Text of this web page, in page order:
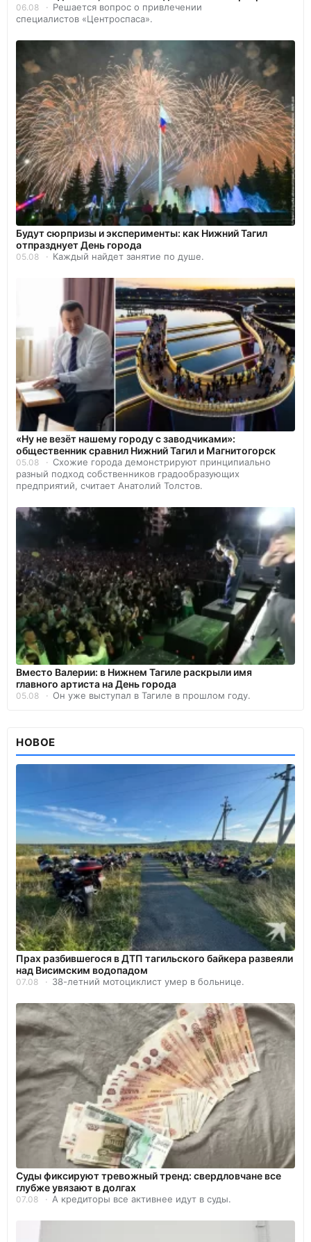
06.08
Решается вопрос о привлечении
специалистов «Центроспаса».
Будут сюрпризы и эксперименты: как Нижний Тагил
отпразднует День города
05.08 Каждый найдет занятие по душе.
«Ну не везёт нашему городу с заводчиками»:
общественник сравнил Нижний Тагил и Магнитогорск
05.08
Схожие города демонстрируют принципиально
разный подход собственников градообразующих
предприятий, считает Анатолий Толстов.
Вместо Валерии: в Нижнем Тагиле раскрыли имя
главного артиста на День города
05.08 Он уже выступал в Тагиле в прошлом году.
НОВОЕ
Прах разбившегося в ДТП тагильского байкера развеяли
над Висимским водопадом
07.08 38-летний мотоциклист умер в больнице.
Суды фиксируют тревожный тренд: свердловчане все
глубже увязают в долгах
07.08 А кредиторы все активнее идут в суды.